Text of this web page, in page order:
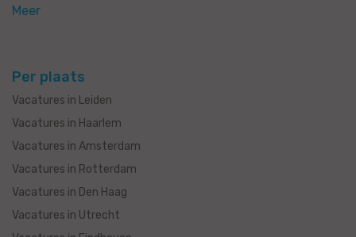
Meer
Per plaats
Vacatures in Leiden
Vacatures in Haarlem
Vacatures in Amsterdam
Vacatures in Rotterdam
Vacatures in Den Haag
Vacatures in Utrecht